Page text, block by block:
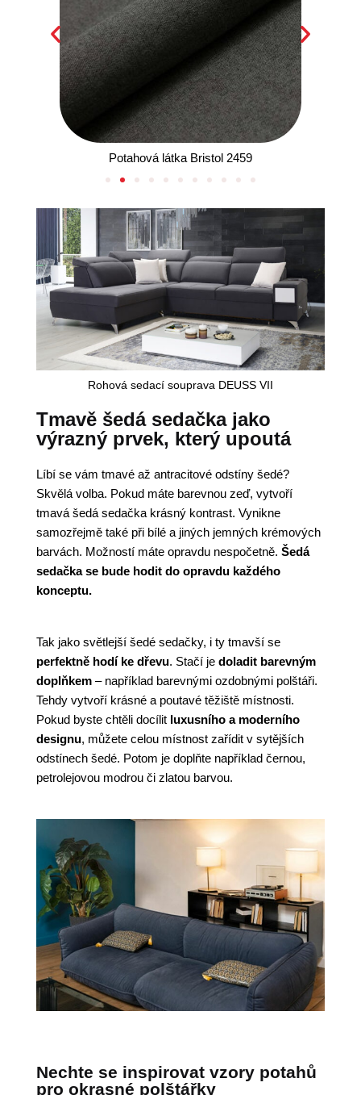
Potahová látka Bristol 2459
Rohová sedací souprava DEUSS VII
Tmavě šedá sedačka jako
výrazný prvek, který upoutá
Líbí se vám tmavé až antracitové odstíny šedé?
Skvělá volba. Pokud máte barevnou zeď, vytvoří
tmavá šedá sedačka krásný kontrast. Vynikne
samozřejmě také při bílé a jiných jemných krémových
barvách. Možností máte opravdu nespočetně. Šedá
sedačka se bude hodit do opravdu každého
konceptu.
Tak jako světlejší šedé sedačky, i ty tmavší se
perfektně hodí ke dřevu. Stačí je doladit barevným
doplňkem – například barevnými ozdobnými polštáři.
Tehdy vytvoří krásné a poutavé těžiště místnosti.
Pokud byste chtěli docílit luxusního a moderního
designu, můžete celou místnost zařídit v sytějších
odstínech šedé. Potom je doplňte například černou,
petrolejovou modrou či zlatou barvou.
Nechte se inspirovat vzory potahů
pro okrasné polštářky